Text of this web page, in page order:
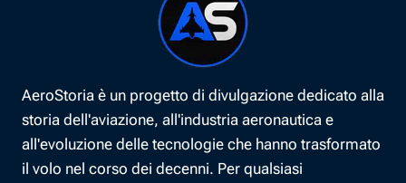
AeroStoria è un progetto di divulgazione dedicato alla
storia dell'aviazione, all'industria aeronautica e
all'evoluzione delle tecnologie che hanno trasformato
il volo nel corso dei decenni. Per qualsiasi